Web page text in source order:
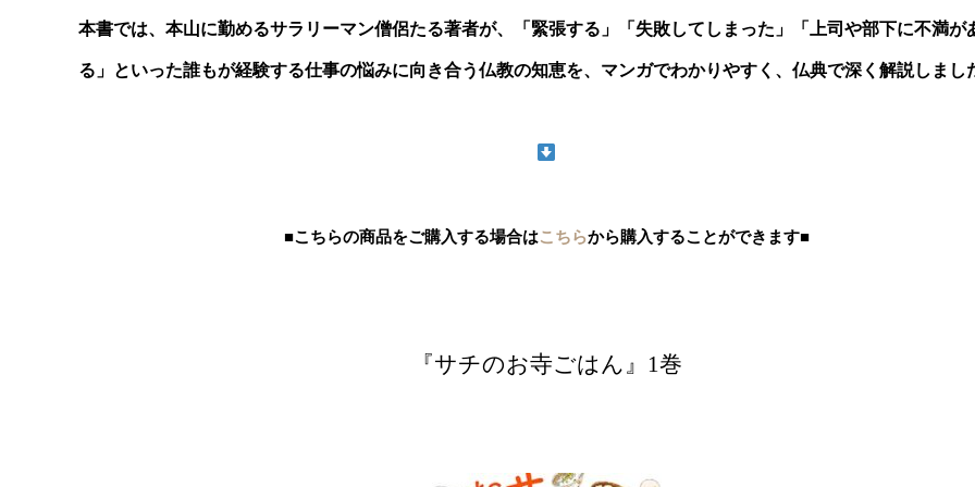
本書では、本山に勤めるサラリーマン僧侶たる著者が、「緊張する」「失敗してしまった」「上司や部下に不満が
る」といった誰もが経験する仕事の悩みに向き合う仏教の知恵を、マンガでわかりやすく、仏典で深く解説しまし
■こちらの商品をご購入する場合はこちらから購入することができます■
『サチのお寺ごはん』1巻